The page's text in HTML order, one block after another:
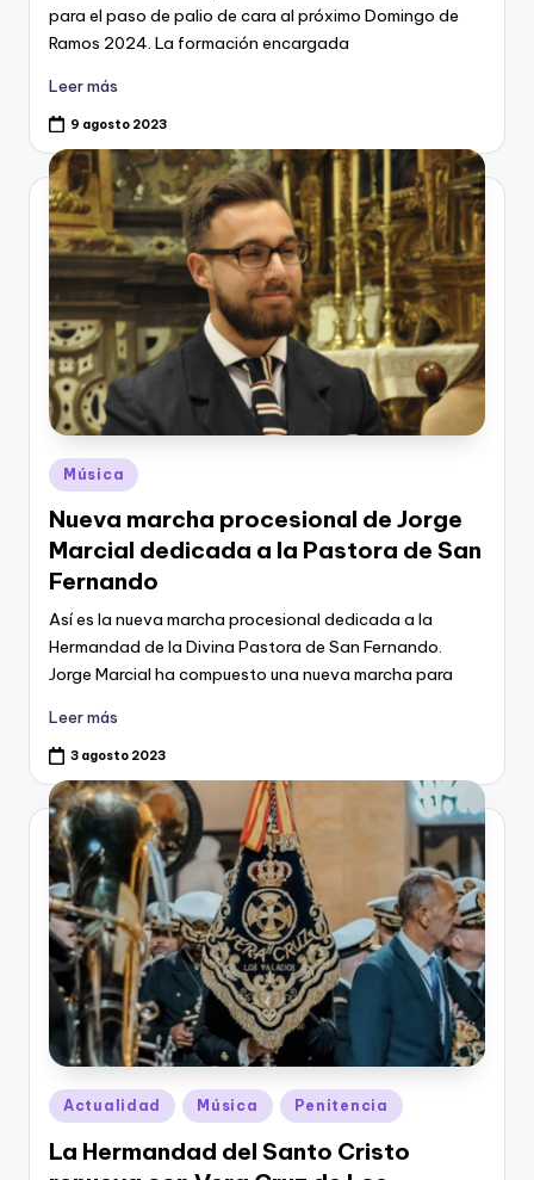
para el paso de palio de cara al próximo Domingo de
Ramos 2024. La formación encargada
Leer más
9 agosto 2023
Publicado
en
Música
Nueva marcha procesional de Jorge
Marcial dedicada a la Pastora de San
Fernando
Así es la nueva marcha procesional dedicada a la
Hermandad de la Divina Pastora de San Fernando.
Jorge Marcial ha compuesto una nueva marcha para
Leer más
3 agosto 2023
Publicado
en
Actualidad Música Penitencia
La Hermandad del Santo Cristo